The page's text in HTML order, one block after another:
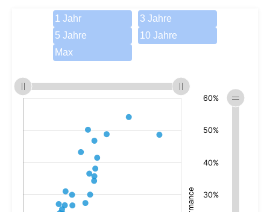
1 Jahr
3 Jahre
5 Jahre
10 Jahre
Max